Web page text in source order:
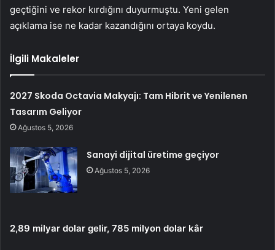
geçtiğini ve rekor kırdığını duyurmuştu. Yeni gelen
açıklama ise ne kadar kazandığını ortaya koydu.
İlgili Makaleler
2027 Skoda Octavia Makyajı: Tam Hibrit ve Yenilenen
Tasarım Geliyor
Ağustos 5, 2026
Sanayi dijital üretime geçiyor
Ağustos 5, 2026
2,89 milyar dolar gelir, 785 milyon dolar kâr